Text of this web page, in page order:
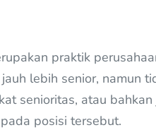
praktik
lebih senior, namun
senioritas, atau
posisi tersebut.